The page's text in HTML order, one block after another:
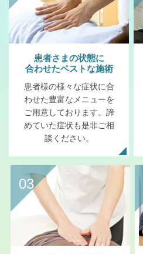
患者さまの状態に
合わせたベストな施術
患者様の様々な症状に合
わせた豊富なメニューを
ご用意しております。諦
めていた症状も是非ご相
談ください。
03